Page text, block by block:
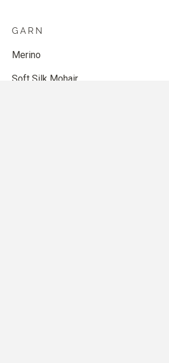
GARN
Merino
Soft Silk Mohair